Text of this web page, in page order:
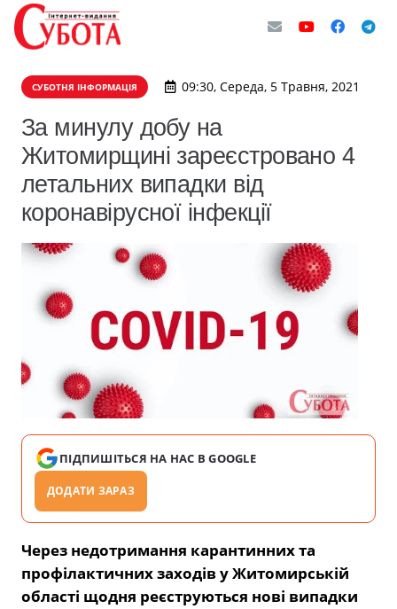
СУБОТНЯ ІНФОРМАЦІЯ 09:30, Середа, 5 Травня, 2021
За минулу добу на
Житомирщині зареєстровано 4
летальних випадки від
коронавірусної інфекції
ПІДПИШІТЬСЯ НА НАС В GOOGLE
ДОДАТИ ЗАРАЗ
Через недотримання карантинних та
профілактичних заходів у Житомирській
області щодня реєструються нові випадки